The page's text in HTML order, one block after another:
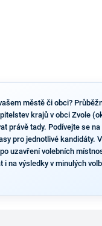
městě či obci?
krajů v obci Zvole
právě tady. Podívejte se
pro jednotlivé kandidáty.
uzavření volebních
i na výsledky v minulých